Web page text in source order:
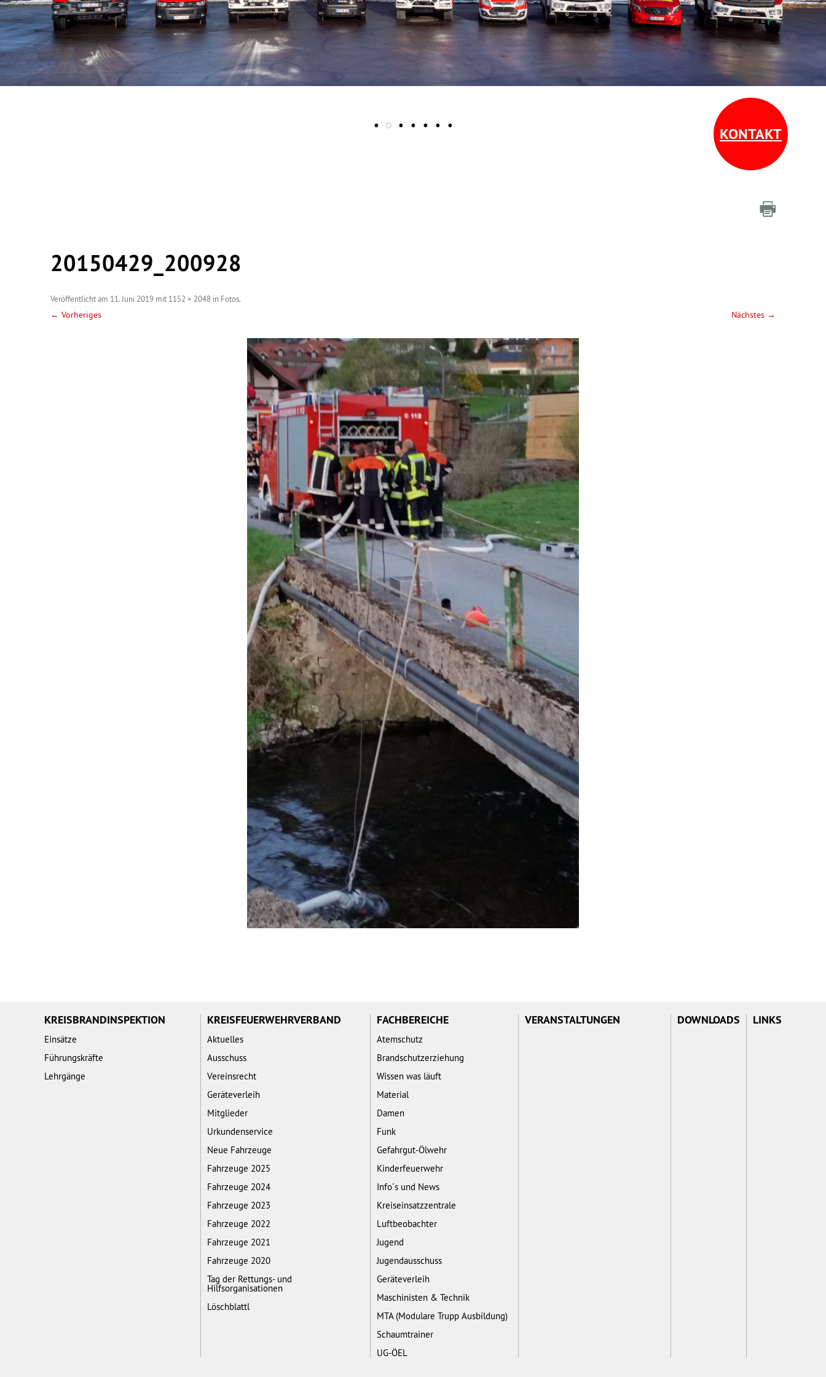
KONTAKT
20150429_200928
Veröffentlicht am 11. Juni 2019 mit 1152 × 2048 in Fotos.
← Vorheriges Nächstes →
KREISBRANDINSPEKTION
Einsätze
Führungskräfte
Lehrgänge
KREISFEUERWEHRVERBAND
Aktuelles
Ausschuss
Vereinsrecht
Geräteverleih
Mitglieder
Urkundenservice
Neue Fahrzeuge
Fahrzeuge 2025
Fahrzeuge 2024
Fahrzeuge 2023
Fahrzeuge 2022
Fahrzeuge 2021
Fahrzeuge 2020
Tag der Rettungs- und
Hilfsorganisationen
Löschblattl
FACHBEREICHE
Atemschutz
Brandschutzerziehung
Wissen was läuft
Material
Damen
Funk
Gefahrgut-Ölwehr
Kinderfeuerwehr
Info´s und News
Kreiseinsatzzentrale
Luftbeobachter
Jugend
Jugendausschuss
Geräteverleih
Maschinisten & Technik
MTA (Modulare Trupp Ausbildung)
Schaumtrainer
UG-ÖEL
VERANSTALTUNGEN DOWNLOADS LINKS